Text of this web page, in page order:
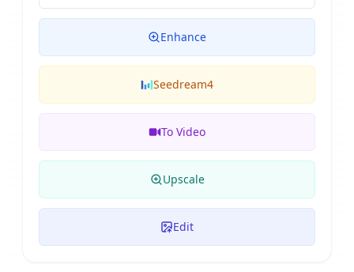
Enhance
Seedream4
To Video
Upscale
Edit